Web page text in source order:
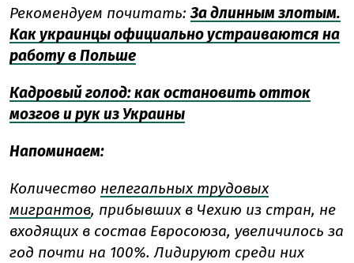
Рекомендуем почитать:За длинным злотым.
Как украинцы официально устраиваются на
работу в Польше
Кадровый голод: как остановить отток
мозгов и рук из Украины
Напоминаем:
Количество нелегальных трудовых
мигрантов, прибывших в Чехию из стран, не
входящих в состав Евросоюза, увеличилось за
год почти на 100%. Лидируют среди них